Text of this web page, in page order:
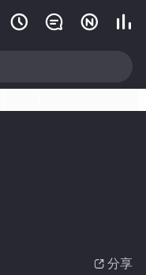
   
 分享